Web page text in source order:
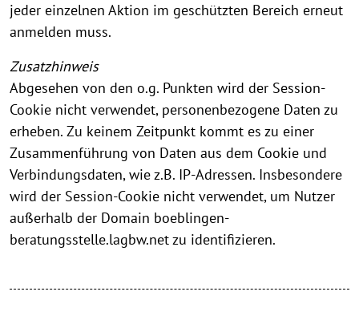
jeder einzelnen Aktion im geschützten Bereich erneut
anmelden muss.
Zusatzhinweis
Abgesehen von den o.g. Punkten wird der Session-
Cookie nicht verwendet, personenbezogene Daten zu
erheben. Zu keinem Zeitpunkt kommt es zu einer
Zusammenführung von Daten aus dem Cookie und
Verbindungsdaten, wie z.B. IP-Adressen. Insbesondere
wird der Session-Cookie nicht verwendet, um Nutzer
außerhalb der Domain boeblingen-
beratungsstelle.lagbw.net zu identifizieren.